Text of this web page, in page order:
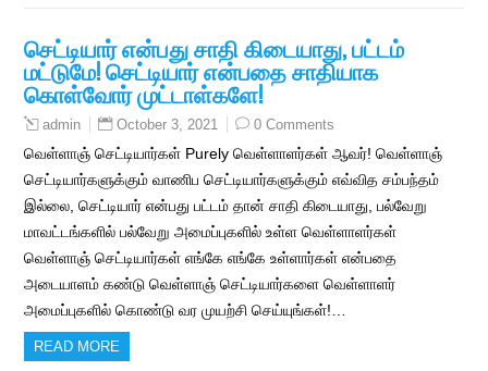
செட்டியார் என்பது சாதி கிடையாது, பட்டம்
மட்டுமே! செட்டியார் என்பதை சாதியாக
கொள்வோர் முட்டாள்களே!
admin October 3, 2021 0 Comments
வெள்ளாஞ் செட்டியார்கள் Purely வெள்ளாளர்கள் ஆவர்! வெள்ளாஞ்
செட்டியார்களுக்கும் வாணிப செட்டியார்களுக்கும் எவ்வித சம்பந்தம்
இல்லை, செட்டியார் என்பது பட்டம் தான் சாதி கிடையாது, பல்வேறு
மாவட்டங்களில் பல்வேறு அமைப்புகளில் உள்ள வெள்ளாளர்கள்
வெள்ளாஞ் செட்டியார்கள் எங்கே எங்கே உள்ளார்கள் என்பதை
அடையாளம் கண்டு வெள்ளாஞ் செட்டியார்களை வெள்ளாளர்
அமைப்புகளில் கொண்டு வர முயற்சி செய்யுங்கள்!…
READ MORE